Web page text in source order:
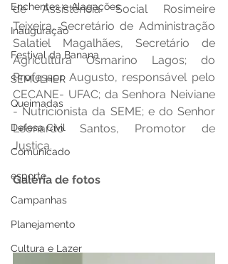
Enchentes e Alagações
Inauguração
Festival da Banana
SEMULHER
Queimadas
Defesa Civil
Comunicado
esporte
Campanhas
Planejamento
Cultura e Lazer
de Assistência Social Rosimeire
Teixeira, Secretário de Administração
Salatiel Magalhães, Secretário de
Agricultura Osmarino Lagos; do
Professor Augusto, responsável pelo
CECANE- UFAC; da Senhora Neiviane
- Nutricionista da SEME; e do Senhor
Leonardo Santos, Promotor de
Justiça.
Galeria de fotos